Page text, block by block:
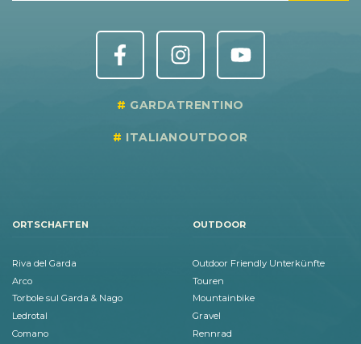
GARDATRENTINO
ITALIANOUTDOOR
ORTSCHAFTEN
Riva del Garda
Arco
Torbole sul Garda & Nago
Ledrotal
Comano
OUTDOOR
Outdoor Friendly Unterkünfte
Touren
Mountainbike
Gravel
Rennrad